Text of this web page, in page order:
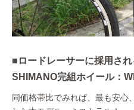
■ロードレーサーに採用さ
SHIMANO完組ホイール：
同価格帯比でみれば、最も安心